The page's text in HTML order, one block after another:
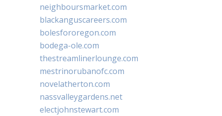
neighboursmarket.com
blackanguscareers.com
bolesfororegon.com
bodega-ole.com
thestreamlinerlounge.com
mestrinorubanofc.com
novelatherton.com
nassvalleygardens.net
electjohnstewart.com